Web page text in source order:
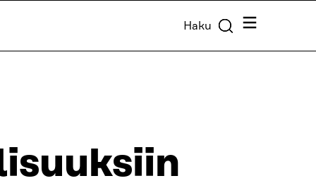
Haku Valikko